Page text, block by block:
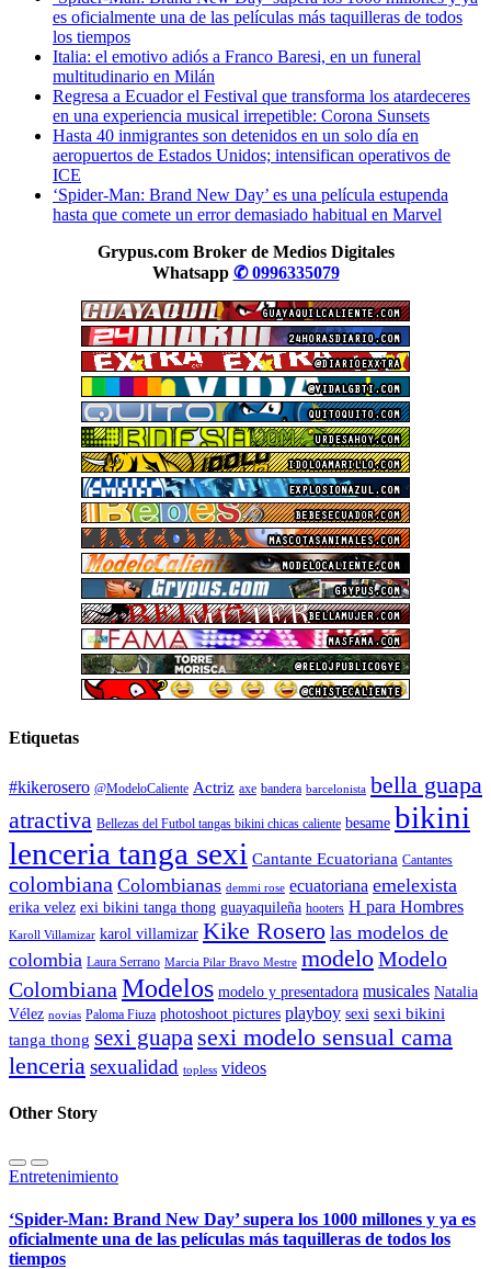
es oficialmente una de las películas más taquilleras de todos
los tiempos
Italia: el emotivo adiós a Franco Baresi, en un funeral
multitudinario en Milán
Regresa a Ecuador el Festival que transforma los atardeceres
en una experiencia musical irrepetible: Corona Sunsets
Hasta 40 inmigrantes son detenidos en un solo día en
aeropuertos de Estados Unidos; intensifican operativos de
ICE
‘Spider-Man: Brand New Day’ es una película estupenda
hasta que comete un error demasiado habitual en Marvel
Grypus.com Broker de Medios Digitales
Whatsapp ✆ 0996335079
Etiquetas
#kikerosero @ModeloCaliente Actriz axe bandera barcelonista bella guapa
atractiva Bellezas del Futbol tangas bikini chicas caliente besame bikini
lenceria tanga sexi Cantante Ecuatoriana Cantantes
colombiana Colombianas demmi rose ecuatoriana emelexista
erika velez exi bikini tanga thong guayaquileña hooters H para Hombres
Karoll Villamizar karol villamizar Kike Rosero las modelos de
colombia Laura Serrano Marcia Pilar Bravo Mestre modeloModelo
Colombiana Modelos modelo y presentadora musicales Natalia
Vélez novias Paloma Fiuza photoshoot pictures playboy sexi sexi bikini
tanga thong sexi guapa sexi modelo sensual cama
lenceriasexualidad topless videos
Other Story
Entretenimiento
‘Spider-Man: Brand New Day’ supera los 1000 millones y ya es
oficialmente una de las películas más taquilleras de todos los
tiempos